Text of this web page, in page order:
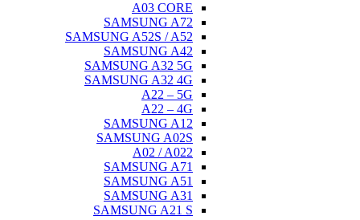
A03 CORE
SAMSUNG A72
SAMSUNG A52S / A52
SAMSUNG A42
SAMSUNG A32 5G
SAMSUNG A32 4G
A22 – 5G
A22 – 4G
SAMSUNG A12
SAMSUNG A02S
A02 / A022
SAMSUNG A71
SAMSUNG A51
SAMSUNG A31
SAMSUNG A21 S